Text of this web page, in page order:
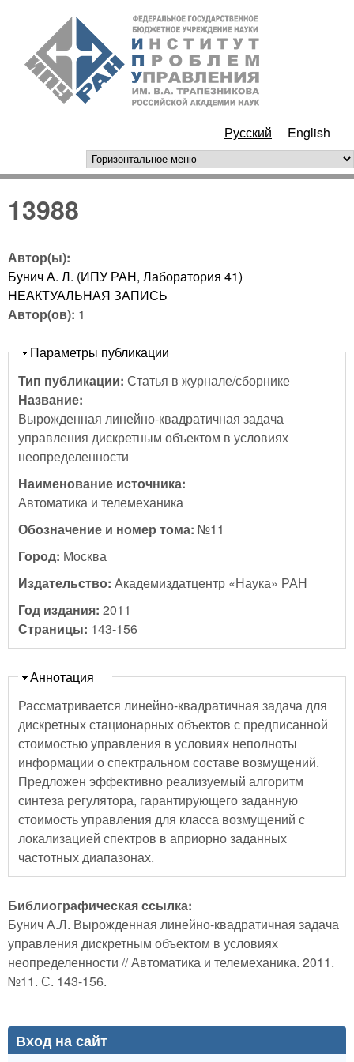
Перейти к основному
содержанию
РАН
Русский English
горизонтальное меню
13988
Автор(ы):
Бунич А. Л. (ИПУ РАН, Лаборатория 41)
НЕАКТУАЛЬНАЯ ЗАПИСЬ
Автор(ов): 1
Скрыть
Параметры публикации
Тип публикации: Статья в журнале/сборнике
Название:
Вырожденная линейно-квадратичная задача
управления дискретным объектом в условиях
неопределенности
Наименование источника:
Автоматика и телемеханика
Обозначение и номер тома: №11
Город: Москва
Издательство: Академиздатцентр «Наука» РАН
Год издания: 2011
Страницы: 143-156
Скрыть
Аннотация
Рассматривается линейно-квадратичная задача для
дискретных стационарных объектов с предписанной
стоимостью управления в условиях неполноты
информации о спектральном составе возмущений.
Предложен эффективно реализуемый алгоритм
синтеза регулятора, гарантирующего заданную
стоимость управления для класса возмущений с
локализацией спектров в априорно заданных
частотных диапазонах.
Библиографическая ссылка:
Бунич А.Л. Вырожденная линейно-квадратичная задача
управления дискретным объектом в условиях
неопределенности // Автоматика и телемеханика. 2011.
№11. С. 143-156.
Вход на сайт